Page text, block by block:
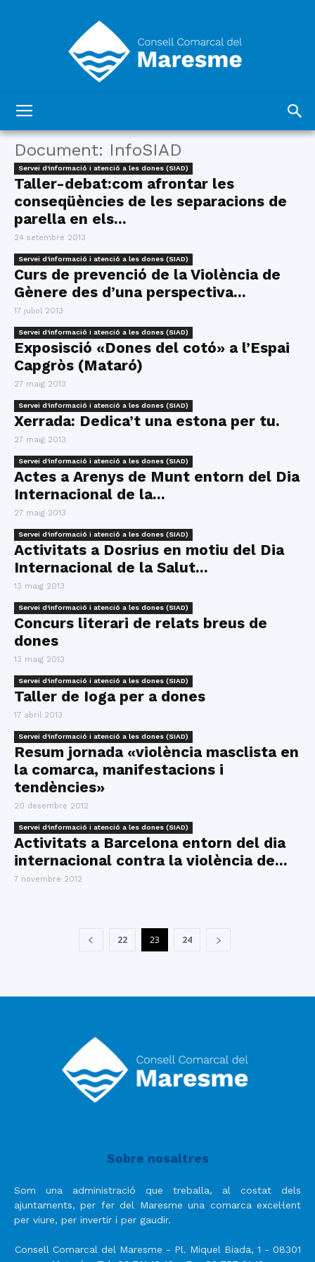
Comarcal
Document: InfoSIAD
Servei d'informació i atenció a les dones (SIAD)
Taller-debat:com afrontar les
conseqüències de les separacions de
parella en els...
24 setembre 2013
Servei d'informació i atenció a les dones (SIAD)
Curs de prevenció de la Violència de
Gènere des d’una perspectiva...
17 juliol 2013
Servei d'informació i atenció a les dones (SIAD)
Exposisció «Dones del cotó» a l’Espai
Capgròs (Mataró)
27 maig 2013
Servei d'informació i atenció a les dones (SIAD)
Xerrada: Dedica’t una estona per tu.
27 maig 2013
Servei d'informació i atenció a les dones (SIAD)
Actes a Arenys de Munt entorn del Dia
Internacional de la...
27 maig 2013
Servei d'informació i atenció a les dones (SIAD)
Activitats a Dosrius en motiu del Dia
Internacional de la Salut...
13 maig 2013
Servei d'informació i atenció a les dones (SIAD)
Concurs literari de relats breus de
dones
13 maig 2013
Servei d'informació i atenció a les dones (SIAD)
Taller de Ioga per a dones
17 abril 2013
Servei d'informació i atenció a les dones (SIAD)
Resum jornada «violència masclista en
la comarca, manifestacions i
tendències»
20 desembre 2012
Servei d'informació i atenció a les dones (SIAD)
Activitats a Barcelona entorn del dia
internacional contra la violència de...
7 novembre 2012
22 23 24
Sobre nosaltres
Som una administració que treballa, al costat dels
ajuntaments, per fer del Maresme una comarca excel·lent
per viure, per invertir i per gaudir.
Consell Comarcal del Maresme - Pl. Miquel Biada, 1 - 08301